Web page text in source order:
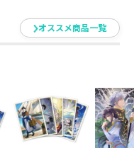
アクリルスタンド
（1巻4話）オススメ商品一覧